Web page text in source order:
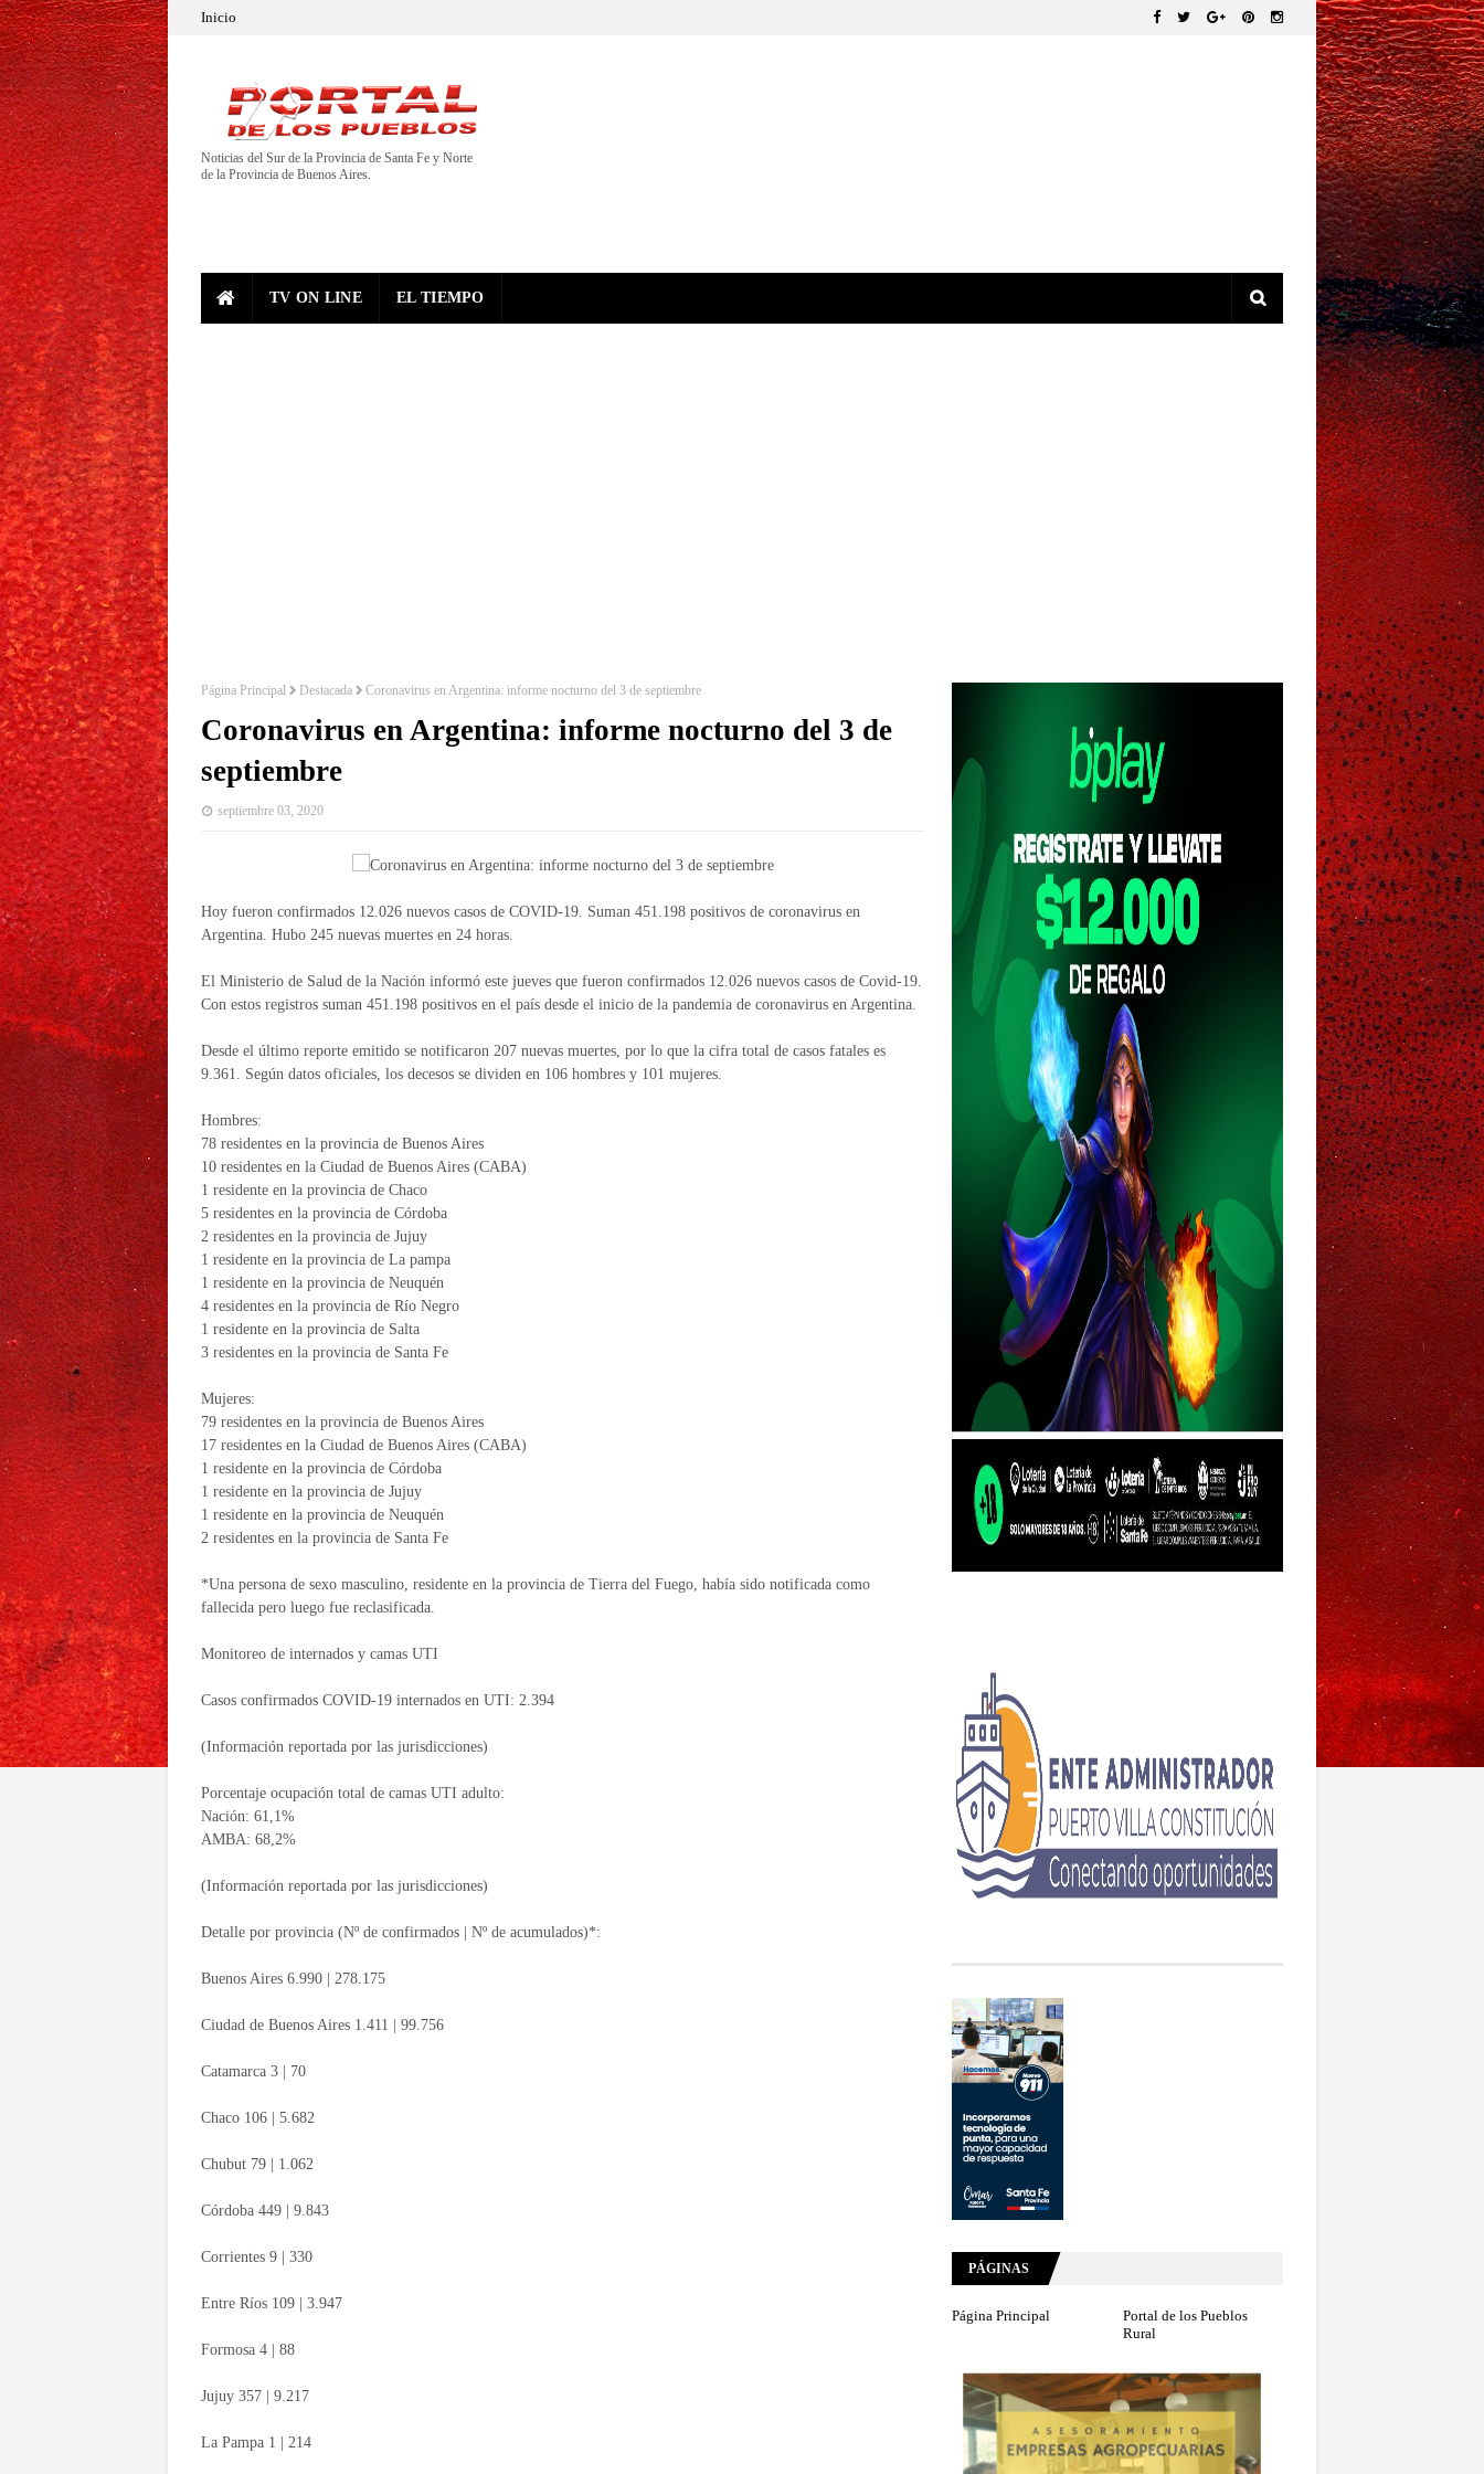
Inicio
Noticias del Sur de la Provincia de Santa Fe y Norte
de la Provincia de Buenos Aires.
TV ON LINE EL TIEMPO
Página Principal Destacada Coronavirus en Argentina: informe nocturno del 3 de septiembre
Coronavirus en Argentina: informe nocturno del 3 de
septiembre
septiembre 03, 2020
Hoy fueron confirmados 12.026 nuevos casos de COVID-19. Suman 451.198 positivos de coronavirus en
Argentina. Hubo 245 nuevas muertes en 24 horas.
El Ministerio de Salud de la Nación informó este jueves que fueron confirmados 12.026 nuevos casos de Covid-19.
Con estos registros suman 451.198 positivos en el país desde el inicio de la pandemia de coronavirus en Argentina.
Desde el último reporte emitido se notificaron 207 nuevas muertes, por lo que la cifra total de casos fatales es
9.361. Según datos oficiales, los decesos se dividen en 106 hombres y 101 mujeres.
Hombres:
78 residentes en la provincia de Buenos Aires
10 residentes en la Ciudad de Buenos Aires (CABA)
1 residente en la provincia de Chaco
5 residentes en la provincia de Córdoba
2 residentes en la provincia de Jujuy
1 residente en la provincia de La pampa
1 residente en la provincia de Neuquén
4 residentes en la provincia de Río Negro
1 residente en la provincia de Salta
3 residentes en la provincia de Santa Fe
Mujeres:
79 residentes en la provincia de Buenos Aires
17 residentes en la Ciudad de Buenos Aires (CABA)
1 residente en la provincia de Córdoba
1 residente en la provincia de Jujuy
1 residente en la provincia de Neuquén
2 residentes en la provincia de Santa Fe
*Una persona de sexo masculino, residente en la provincia de Tierra del Fuego, había sido notificada como
fallecida pero luego fue reclasificada.
Monitoreo de internados y camas UTI
Casos confirmados COVID-19 internados en UTI: 2.394
(Información reportada por las jurisdicciones)
Porcentaje ocupación total de camas UTI adulto:
Nación: 61,1%
AMBA: 68,2%
(Información reportada por las jurisdicciones)
Detalle por provincia (Nº de confirmados | Nº de acumulados)*:
Buenos Aires 6.990 | 278.175
Ciudad de Buenos Aires 1.411 | 99.756
Catamarca 3 | 70
Chaco 106 | 5.682
Chubut 79 | 1.062
Córdoba 449 | 9.843
Corrientes 9 | 330
Entre Ríos 109 | 3.947
Formosa 4 | 88
Jujuy 357 | 9.217
La Pampa 1 | 214
PÁGINAS
Página Principal
Portal de los Pueblos
Rural